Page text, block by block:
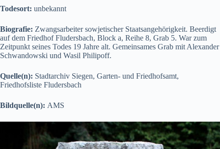
Todesort: unbekannt
Biografie: Zwangsarbeiter sowjetischer Staatsangehörigkeit. Beerdigt
auf dem Friedhof Fludersbach, Block a, Reihe 8, Grab 5. War zum
Zeitpunkt seines Todes 19 Jahre alt. Gemeinsames Grab mit Alexander
Schwandowski und Wasil Philipoff.
Quelle(n): Stadtarchiv Siegen, Garten- und Friedhofsamt,
Friedhofsliste Fludersbach
Bildquelle(n): AMS